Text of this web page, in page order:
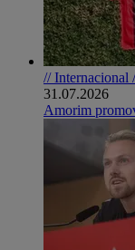
// Internacional
31.07.2026
Amorim